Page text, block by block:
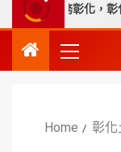
延伸服務彰化，彰化
Home 彰化